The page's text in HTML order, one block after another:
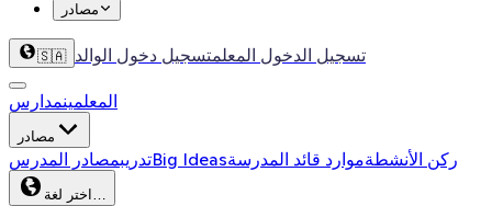
مصادر
🇸🇦 تسجيل الدخول المعلمتسجيل دخول الوالد
المعلمينمدارس
مصادر
تدريبمصادر المدرس Big Ideas ركن الأنشطةموارد قائد المدرسة
اختر لغة…